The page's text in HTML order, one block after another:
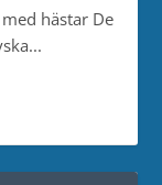
hästar De